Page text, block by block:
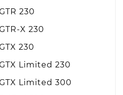
230
X 230
230
Limited 230
Limited 300